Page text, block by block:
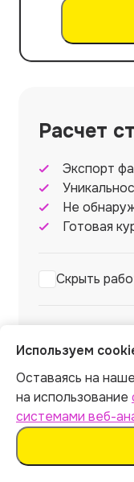
Расчет
Экспорт
Не
Готовая
Скрыть
Итог:449
Используем
Оставаясь на
на использование
системами веб-